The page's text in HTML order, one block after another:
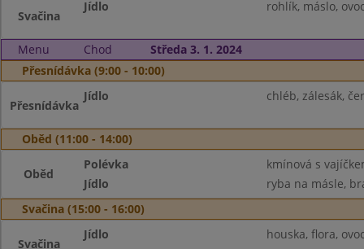
Svačina
Jídlo rohlík, máslo,
Menu Chod
Středa 3. 1. 2024
Přesnídávka (9:00 - 10:00)
Přesnídávka
Jídlo chléb, zálesák,
Oběd (11:00 - 14:00)
Oběd
Polévka
kmínová s
Jídlo
ryba na másle,
Svačina (15:00 - 16:00)
Svačina
Jídlo houska, flora,